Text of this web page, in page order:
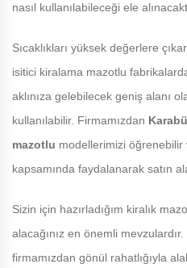
nasıl kullanılabileceği ele
Sıcaklıkları yüksek değerlere
isitici kiralama mazotlu
aklınıza gelebilecek geniş alanı
kullanılabilir. Firmamızdan
mazotlu modellerimizi
kapsamında faydalanarak satın
Sizin için hazırladığım kiralık
alacağınız en önemli
firmamızdan gönül rahatlığıyla